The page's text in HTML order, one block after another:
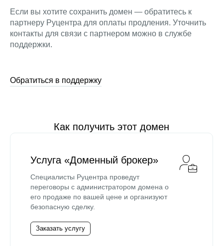
Если вы хотите сохранить домен — обратитесь к
партнеру Руцентра для оплаты продления. Уточнить
контакты для связи с партнером можно в службе
поддержки.
Обратиться в поддержку
Как получить этот домен
Услуга «Доменный брокер»
Специалисты Руцентра проведут
переговоры с администратором домена о
его продаже по вашей цене и организуют
безопасную сделку.
Заказать услугу